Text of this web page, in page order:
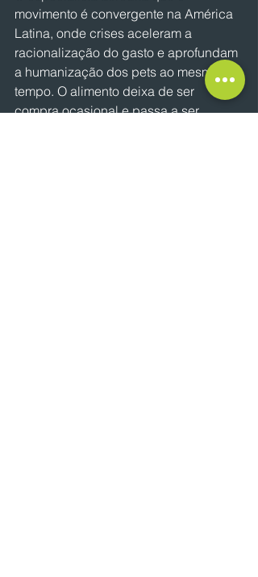
movimento é convergente na América
Latina, onde crises aceleram a
racionalização do gasto e aprofundam
a humanização dos pets ao mesmo
tempo. O alimento deixa de ser
compra ocasional e passa a ser